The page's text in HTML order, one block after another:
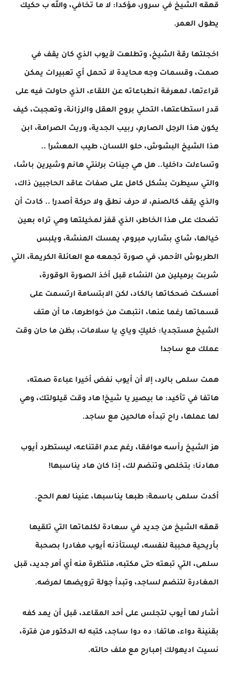
قهقه الشيخ في سرور، مؤكدا: لا ما تخافي، والله ب حكيك
يطول العمر.
اخجلتها رقة الشيخ، وتطلعت لأيوب الذي كان يقف في
صمت، وقسمات وجه محايدة لا تحمل أي تعبيرات يمكن
قراءتها، لمعرفة انطباعاته عن اللقاء، الذي حاولت فيه على
قدر استطاعتها، التحلي بروح العقل والرزانة، وتعجبت، كيف
يكون هذا الرجل الصارم، ربيب الجدية، وريث الصرامة، ابن
هذا الشيخ البشوش، حلو اللسان، طيب المعشر! ..
وتساءلت داخليا.. هل هي جينات برلنتي هانم وشيرين باشا،
والتي سيطرت بشكل كامل على صفات عاقد الحاجبين ذاك،
والذي يقف كالصنم، لا حرف نطق ولا حركة أصدر! .. كادت أن
تضحك على هذا الخاطر، الذي قفز لمخيلتها وهي تراه بعين
خيالها، شاي بشارب مبروم، يمسك المنشة، ويلبس
الطربوش الأحمر، في صورة تجمعه مع العائلة الكريمة، التي
شربت برميلين من النشاء قبل أخذ الصورة الوقورة،
أمسكت ضحكاتها بالكاد، لكن الابتسامة ارتسمت على
قسماتها رغما عنها، انتبهت من خواطرها، ما أن هتف
الشيخ مستجديا: خليكِ وياي يا سلامات، بظن ما حان وقت
عملك مع ساجد!
همت سلمى بالرد، إلا أن أيوب نفض أخيرا عباءة صمته،
هاتفا في تأكيد: ما بيصير يا شيخ! هاد وقت قيلولتك، وهي
لها عملها، راح تبدأه هالحين مع ساجد.
هز الشيخ رأسه موافقا، رغم عدم اقتناعه، ليستطرد أيوب
مهادنا: بتخلص وتنضم لك، إذا كان هاد يناسبها!
أكدت سلمى باسمة: طبعا يناسبها، عنينا لعم الحج.
قهقه الشيخ من جديد في سعادة لكلماتها التي تلقيها
بأريحية محببة لنفسه، ليستأذنه أيوب مغادرا بصحبة
سلمى، التي تبعته حتى مكتبه، منتظرة منه أي أمر جديد، قبل
المغادرة لتنضم لساجد، وتبدأ جولة ترويضها لمرضه.
أشار لها أيوب لتجلس على أحد المقاعد، قبل أن يمد كفه
بقنينة دواء، هاتفا: ده دوا ساجد، كتبه له الدكتور من فترة،
نسيت اديهولك إمبارح مع ملف حالته.